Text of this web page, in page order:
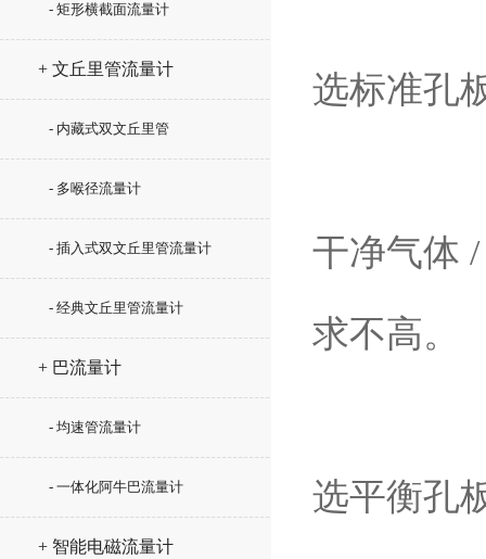
- 矩形横截面流量计
+ 文丘里管流量计
- 内藏式双文丘里管
- 多喉径流量计
- 插入式双文丘里管流量计
- 经典文丘里管流量计
+ 巴流量计
- 均速管流量计
- 一体化阿牛巴流量计
+ 智能电磁流量计
选标准孔
干净气体
求不高。
选平衡孔